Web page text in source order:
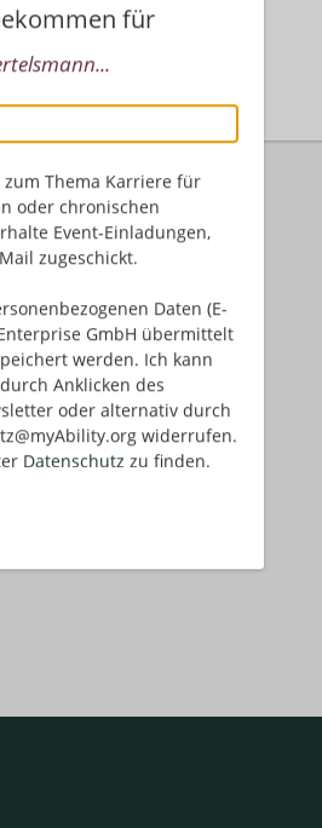
für
zum Thema Karriere für
oder chronischen
Event-Einladungen,
zugeschickt.
Daten (E-
GmbH übermittelt
werden. Ich kann
Anklicken des
oder alternativ durch
widerrufen.
Datenschutz zu finden.
Jobs gefunden.